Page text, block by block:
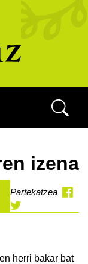
izena
Partekatzea
herri bakar bat